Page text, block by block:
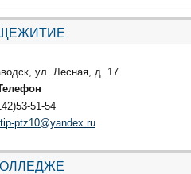
ул. Лесная, д. 17
51-54
ptz10@yandex.ru